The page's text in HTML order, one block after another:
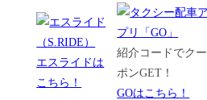
エスライドは
こちら！
紹介コードでクー
ポンGET！
GOはこちら！